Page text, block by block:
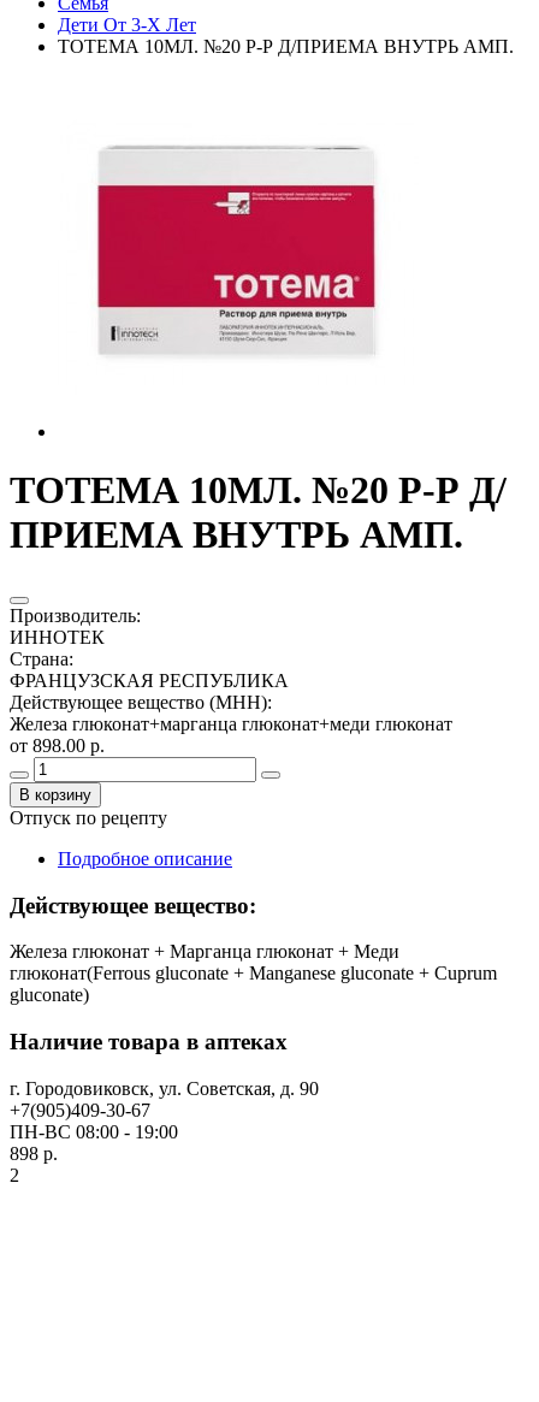
Дети От 3-Х Лет
ТОТЕМА 10МЛ. №20 Р-Р Д/ПРИЕМА ВНУТРЬ АМП.
ТОТЕМА 10МЛ. №20 Р-Р Д/
ПРИЕМА ВНУТРЬ АМП.
Производитель:
ИННОТЕК
Страна:
ФРАНЦУЗСКАЯ РЕСПУБЛИКА
Действующее вещество (МНН):
Железа глюконат+марганца глюконат+меди глюконат
от 898.00 р.
В корзину
Отпуск по рецепту
Подробное описание
Действующее вещество:
Железа глюконат + Марганца глюконат + Меди
глюконат(Ferrous gluconate + Manganese gluconate + Cuprum
gluconate)
Наличие товара в аптеках
г. Городовиковск, ул. Советская, д. 90
+7(905)409-30-67
ПН-ВС 08:00 - 19:00
898 р.
2